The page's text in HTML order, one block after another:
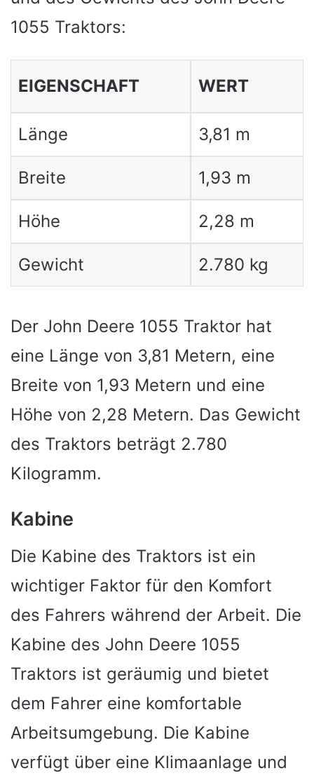
1055 Traktors:
EIGENSCHAFT WERT
Länge 3,81 m
Breite 1,93 m
Höhe 2,28 m
Gewicht 2.780 kg
Der John Deere 1055 Traktor hat
eine Länge von 3,81 Metern, eine
Breite von 1,93 Metern und eine
Höhe von 2,28 Metern. Das Gewicht
des Traktors beträgt 2.780
Kilogramm.
Kabine
Die Kabine des Traktors ist ein
wichtiger Faktor für den Komfort
des Fahrers während der Arbeit. Die
Kabine des John Deere 1055
Traktors ist geräumig und bietet
dem Fahrer eine komfortable
Arbeitsumgebung. Die Kabine
verfügt über eine Klimaanlage und